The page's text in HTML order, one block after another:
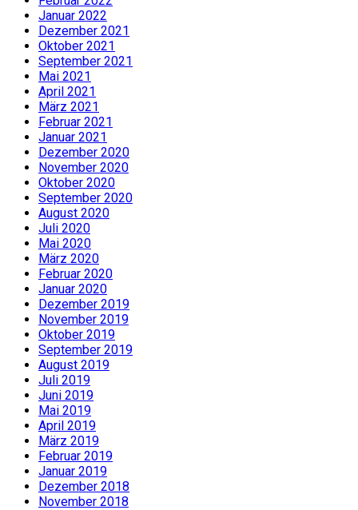
Januar 2022
Dezember 2021
Oktober 2021
September 2021
Mai 2021
April 2021
März 2021
Februar 2021
Januar 2021
Dezember 2020
November 2020
Oktober 2020
September 2020
August 2020
Juli 2020
Mai 2020
März 2020
Februar 2020
Januar 2020
Dezember 2019
November 2019
Oktober 2019
September 2019
August 2019
Juli 2019
Juni 2019
Mai 2019
April 2019
März 2019
Februar 2019
Januar 2019
Dezember 2018
November 2018